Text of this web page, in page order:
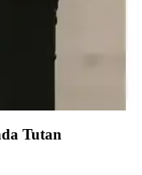
Montu: Şık ve
erkek montu, sıcak
ve şehir hayatına
Tutan